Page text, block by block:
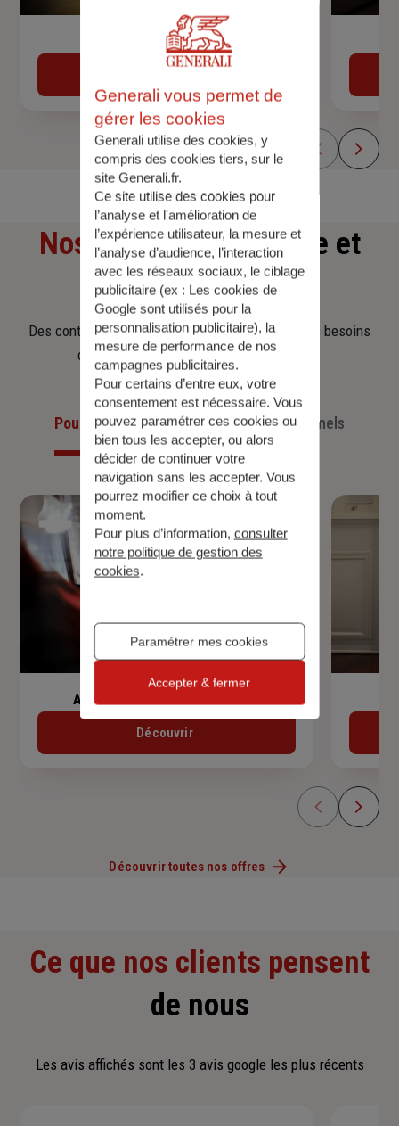
Devis assurance auto
Nos offresd'assurance et
d'épargne
Des contrats clairs et flexibles pour sécuriser vos besoins
d’aujourd’hui et anticiper ceux de demain.
Pour les particuliersPour les professionnels
Assurance de prêt immobilier
Découvrir
Découvrir toutes nos offres
Ce que nos clients pensent
de nous
Les avis affichés sont les 3 avis google les plus récents
Generali vous permet de
gérer les cookies
Generali utilise des cookies, y
compris des cookies tiers, sur le
site Generali.fr.
Ce site utilise des cookies pour
l’analyse et l'amélioration de
l’expérience utilisateur, la mesure et
l’analyse d’audience, l’interaction
avec les réseaux sociaux, le ciblage
publicitaire (ex : Les cookies de
Google sont utilisés pour la
personnalisation publicitaire), la
mesure de performance de nos
campagnes publicitaires.
Pour certains d’entre eux, votre
consentement est nécessaire. Vous
pouvez paramétrer ces cookies ou
bien tous les accepter, ou alors
décider de continuer votre
navigation sans les accepter. Vous
pourrez modifier ce choix à tout
moment.
Pour plus d’information, consulter
notre politique de gestion des
cookies.
Paramétrer mes cookies
Accepter & fermer